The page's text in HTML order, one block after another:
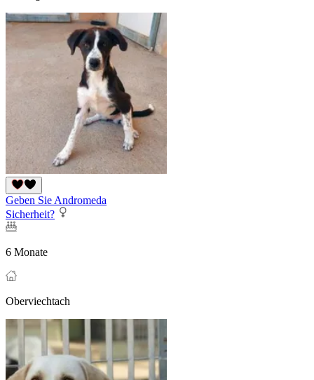
Geben Sie Andromeda
Sicherheit?
6 Monate
Oberviechtach